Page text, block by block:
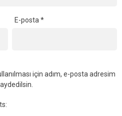
E-posta*
için adım, e-posta adresim